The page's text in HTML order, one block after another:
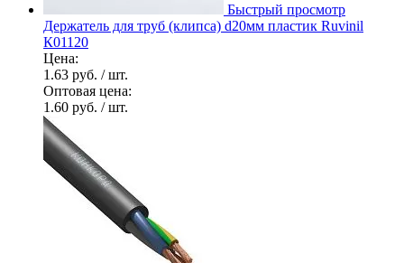
Быстрый просмотр
Держатель для труб (клипса) d20мм пластик Ruvinil
К01120
Цена:
1.63 руб. / шт.
Оптовая цена:
1.60 руб. / шт.